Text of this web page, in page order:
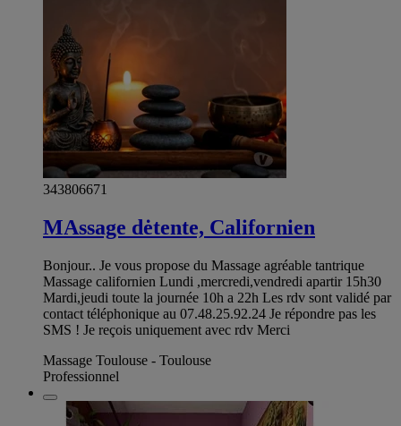
343806671
MAssage dėtente, Californien
Bonjour.. Je vous propose du Massage agréable tantrique
Massage californien Lundi ,mercredi,vendredi apartir 15h30
Mardi,jeudi toute la journée 10h a 22h Les rdv sont validé par
contact téléphonique au 07.48.25.92.24 Je répondre pas les
SMS ! Je reçois uniquement avec rdv Merci
Massage Toulouse - Toulouse
Professionnel